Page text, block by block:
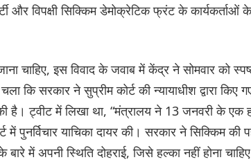
और विपक्षी सिक्किम डेमोक्रेटिक फ्रंट के
चाहिए, इस विवाद के जवाब में केंद्र ने सोमवार को
कि सरकार ने सुप्रीम कोर्ट की न्यायाधीश द्वारा किए
की है। ट्वीट में लिखा था, “मंत्रालय ने 13 जनवरी के
में पुनर्विचार याचिका दायर की। सरकार ने सिक्किम की
में अपनी स्थिति दोहराई, जिसे हल्का नहीं होना